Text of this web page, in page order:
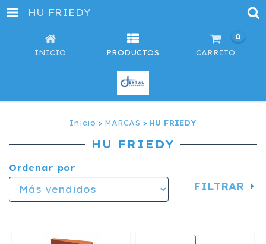
HU FRIEDY
INICIO PRODUCTOS CARRITO
0
Inicio > MARCAS > HU FRIEDY
HU FRIEDY
Ordenar por
FILTRAR